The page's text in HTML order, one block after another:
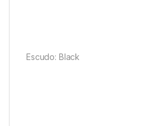
Escudo: Black